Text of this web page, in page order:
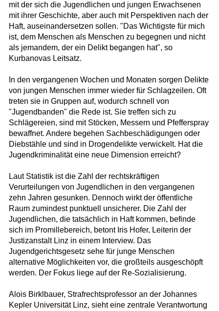
mit der sich die Jugendlichen und jungen Erwachsenen
mit ihrer Geschichte, aber auch mit Perspektiven nach der
Haft, auseinandersetzen sollen. "Das Wichtigste für mich
ist, dem Menschen als Menschen zu begegnen und nicht
als jemandem, der ein Delikt begangen hat", so
Kurbanovas Leitsatz.
In den vergangenen Wochen und Monaten sorgen Delikte
von jungen Menschen immer wieder für Schlagzeilen. Oft
treten sie in Gruppen auf, wodurch schnell von
"Jugendbanden" die Rede ist. Sie treffen sich zu
Schlägereien, sind mit Stöcken, Messern und Pfefferspray
bewaffnet. Andere begehen Sachbeschädigungen oder
Diebstähle und sind in Drogendelikte verwickelt. Hat die
Jugendkriminalität eine neue Dimension erreicht?
Laut Statistik ist die Zahl der rechtskräftigen
Verurteilungen von Jugendlichen in den vergangenen
zehn Jahren gesunken. Dennoch wirkt der öffentliche
Raum zumindest punktuell unsicherer. Die Zahl der
Jugendlichen, die tatsächlich in Haft kommen, befinde
sich im Promillebereich, betont Iris Hofer, Leiterin der
Justizanstalt Linz in einem Interview. Das
Jugendgerichtsgesetz sehe für junge Menschen
alternative Möglichkeiten vor, die großteils ausgeschöpft
werden. Der Fokus liege auf der Re-Sozialisierung.
Alois Birklbauer, Strafrechtsprofessor an der Johannes
Kepler Universität Linz, sieht eine zentrale Verantwortung